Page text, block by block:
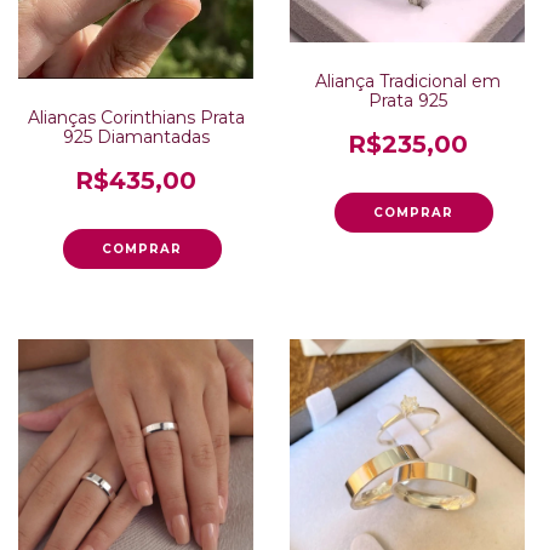
Alianças Corinthians Prata
925 Diamantadas
R$435,00
Aliança Tradicional em
Prata 925
R$235,00